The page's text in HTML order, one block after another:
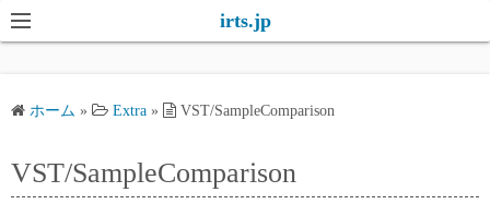
コ
ン
irts.jp
ホーム » Extra » VST/SampleComparison
VST/SampleComparison